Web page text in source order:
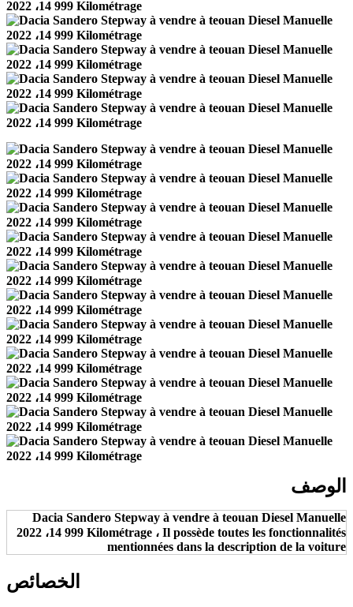
الوصف
Dacia Sandero Stepway à vendre à teouan Diesel Manuelle
2022 ،14 999 Kilométrage ، Il possède toutes les fonctionnalités
mentionnées dans la description de la voiture
الخصائص